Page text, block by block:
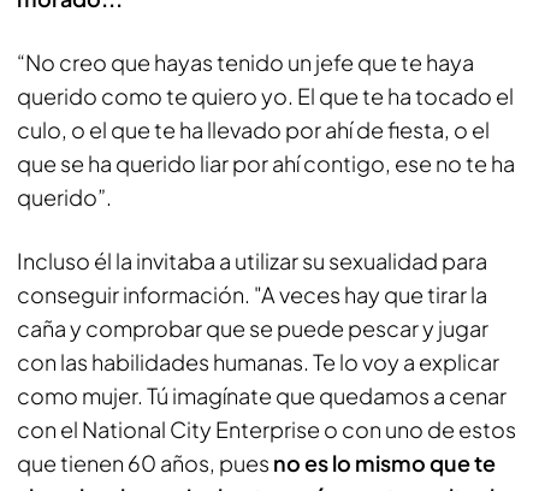
“No creo que hayas tenido un jefe que te haya
querido como te quiero yo. El que te ha tocado el
culo, o el que te ha llevado por ahí de fiesta, o el
que se ha querido liar por ahí contigo, ese no te ha
querido”.
Incluso él la invitaba a utilizar su sexualidad para
conseguir información. "A veces hay que tirar la
caña y comprobar que se puede pescar y jugar
con las habilidades humanas. Te lo voy a explicar
como mujer. Tú imagínate que quedamos a cenar
con el National City Enterprise o con uno de estos
que tienen 60 años, pues no es lo mismo que te